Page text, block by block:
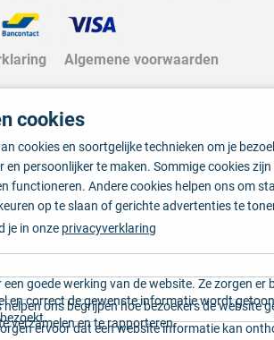
Algemene voorwaarden
cookies
cookies en soortgelijke technieken om je
en persoonlijker te maken. Sommige cookies
functioneren. Andere cookies helpen ons om
op te slaan of gerichte advertenties te
je in onze privacyverklaring
een goede werking van de website. Ze zorgen er
en correct de gewenste informatie wordt
ons begrijpen hoe bezoekers de website
verzamelen en te rapporteren.
ervoor dat een website informatie kan